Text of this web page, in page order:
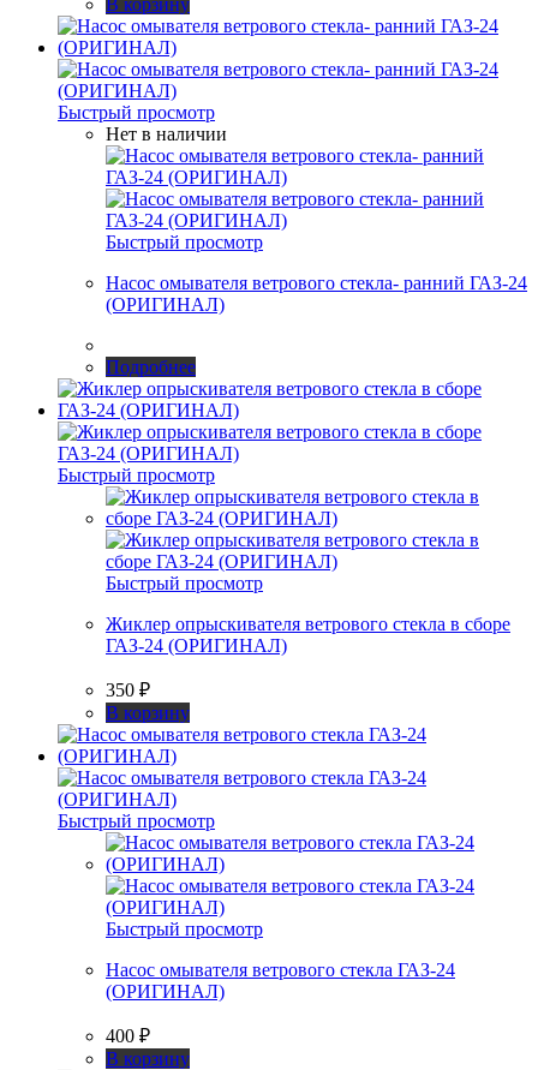
Быстрый просмотр
Нет в наличии
Быстрый просмотр
Насос омывателя ветрового стекла- ранний ГАЗ-24
(ОРИГИНАЛ)
Подробнее
Быстрый просмотр
Быстрый просмотр
Жиклер опрыскивателя ветрового стекла в сборе
ГАЗ-24 (ОРИГИНАЛ)
350 ₽
В корзину
Быстрый просмотр
Быстрый просмотр
Насос омывателя ветрового стекла ГАЗ-24
(ОРИГИНАЛ)
400 ₽
В корзину